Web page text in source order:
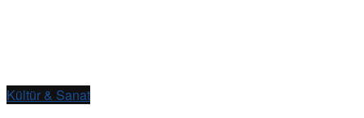
Kültür & Sanat